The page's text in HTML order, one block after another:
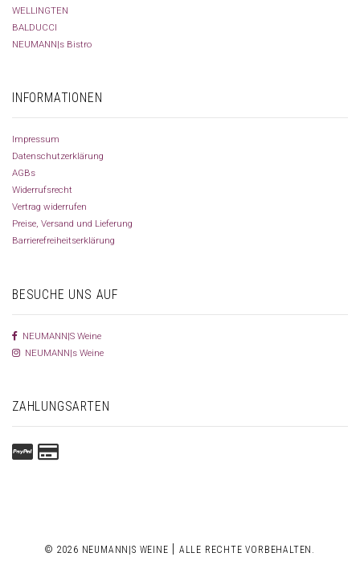
WELLINGTEN
BALDUCCI
NEUMANN|s Bistro
INFORMATIONEN
Impressum
Datenschutzerklärung
AGBs
Widerrufsrecht
Vertrag widerrufen
Preise, Versand und Lieferung
Barrierefreiheitserklärung
BESUCHE UNS AUF
NEUMANN|S Weine
NEUMANN|s Weine
ZAHLUNGSARTEN
© 2026 NEUMANN|S WEINE | ALLE RECHTE VORBEHALTEN.